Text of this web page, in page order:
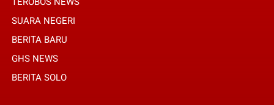
SUARA NEGERI
BERITA BARU
GHS NEWS
BERITA SOLO